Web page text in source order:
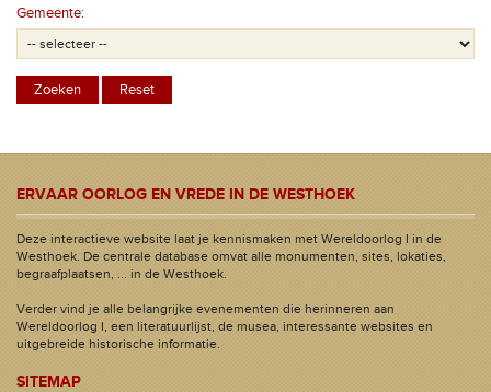
Gemeente:
ERVAAR OORLOG EN VREDE IN DE WESTHOEK
Deze interactieve website laat je kennismaken met Wereldoorlog I in de
Westhoek. De centrale database omvat alle monumenten, sites, lokaties,
begraafplaatsen, ... in de Westhoek.
Verder vind je alle belangrijke evenementen die herinneren aan
Wereldoorlog I, een literatuurlijst, de musea, interessante websites en
uitgebreide historische informatie.
SITEMAP